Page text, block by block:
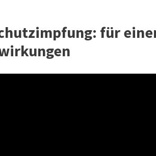
für